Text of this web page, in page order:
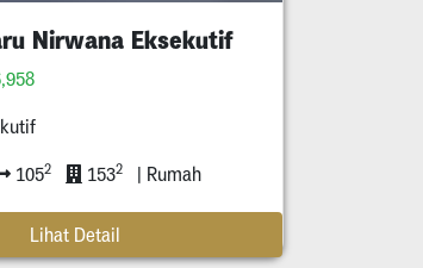
Nirwana Eksekutif
1052 1532 | Rumah
Lihat Detail